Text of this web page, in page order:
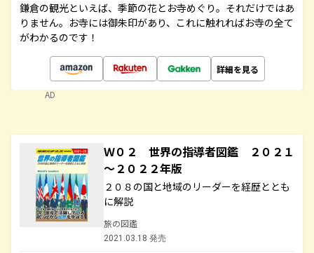
鎌倉の観光といえば、季節の花とお寺めぐり。それだけではあ
りません。お寺には御朱印があり、これに触れればお寺の全て
がわかるのです！
詳細を見る
AD
Ｗ０２ 世界の指導者図鑑 ２０２１
～２０２２年版
２０８の国と地域のリーダーを経歴ととも
に解説
旅の図鑑
2021.03.18 発売